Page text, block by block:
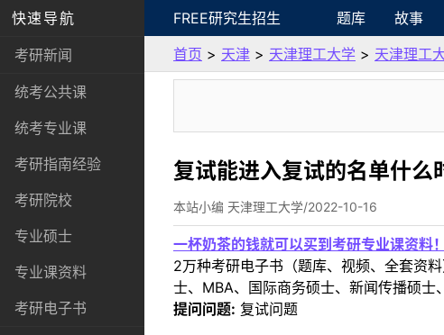
快速导航
考研新闻
统考公共课
统考专业课
考研指南经验
考研院校
专业硕士
专业课资料
考研电子书
FREE研究生招生 题库 故事
首页 > 天津 > 天津理工大学 > 天津理工
复试能进入复试的名单什么
本站小编 天津理工大学/2022-10-16
一杯奶茶的钱就可以买到考研专业课资料！
2万种考研电子书（题库、视频、全套资
士、MBA、国际商务硕士、新闻传播硕士
提问问题: 复试问题